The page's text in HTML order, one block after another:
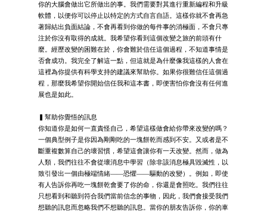
你的大腦會做出它所做出的事。我們需要對其進行重新編程和升級
軟體，以便你可以停止以特定的方式自言自語。這樣你就不會再急
著歸結出負面結論，不會再看到你做的每件事的消極面，不會只專
注於你沒有取得的成就。我希望你看到這個改變之旅的前頭有什
麼。經歷改變的困難在於，你會難於信任這個過程，不知道事情是
否會成功。我完全了解這一點，但這就是為什麼像我這樣的人會在
這裡為你提供有科學支持的建議來幫助你。如果你很難信任這個過
程，那麼我希望你開始信任我和這本書，即便害怕你會沒有任何進
展也是如此。
▍幫助你覺悟的訊息
你知道你是如何一直責怪自己，希望這樣做會給你帶來改變的嗎？
一個典型例子是你因為剛剛吃的一塊餅乾而感到不安。又或者是不
斷重複數算自己的壞習慣，希望這會讓你有一天改變。然而，做為
人類，我們往往不會從壞消息中學習（除非該消息極具毀滅性，以
致引發出一個由極端情緒——恐懼——驅動的改變）。例如，即使
有人告訴你再吃一塊餅乾會要了你的命，你還是會照吃。我們往往
只想看到和聽到符合我們當前信念的事物，因此，我們會接受我們
想聽的訊息而忽略我們不想聽的訊息。當你的朋友告訴你，你的車